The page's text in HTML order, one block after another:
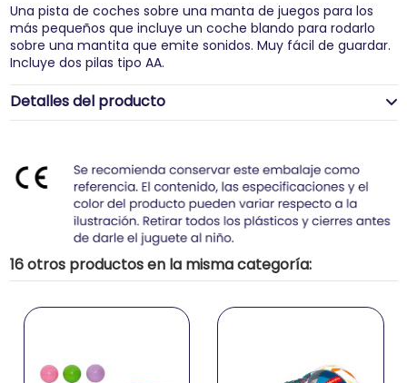
Una pista de coches sobre una manta de juegos para los
más pequeños que incluye un coche blando para rodarlo
sobre una mantita que emite sonidos. Muy fácil de guardar.
Incluye dos pilas tipo AA.
Detalles del producto
16 otros productos en la misma categoría: